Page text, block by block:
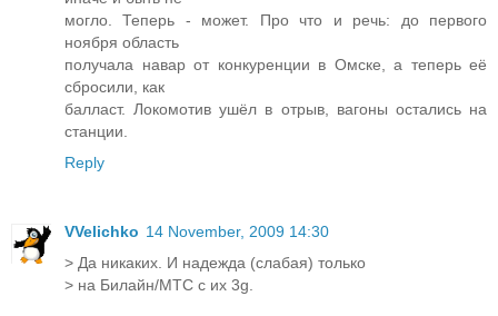
могло. Теперь - может. Про что и речь: до первого
ноября область
получала навар от конкуренции в Омске, а теперь её
сбросили, как
балласт. Локомотив ушёл в отрыв, вагоны остались на
станции.
Reply
VVelichko 14 November, 2009 14:30
> Да никаких. И надежда (слабая) только
> на Билайн/МТС с их 3g.